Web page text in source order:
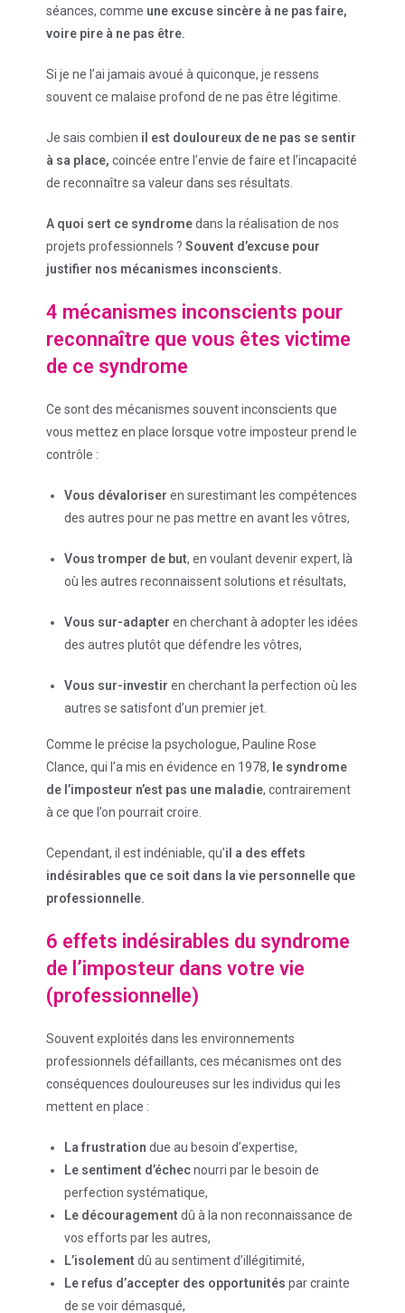
séances, comme une excuse sincère à ne pas faire,
voire pire à ne pas être.
Si je ne l’ai jamais avoué à quiconque, je ressens
souvent ce malaise profond de ne pas être légitime.
Je sais combien il est douloureux de ne pas se sentir
à sa place, coincée entre l’envie de faire et l’incapacité
de reconnaître sa valeur dans ses résultats.
A quoi sert ce syndromedans la réalisation de nos
projets professionnels ?Souvent d’excuse pour
justifier nos mécanismes inconscients.
4 mécanismes inconscients pour
reconnaître que vous êtes victime
de ce syndrome
Ce sont des mécanismes souvent inconscients que
vous mettez en place lorsque votre imposteur prend le
contrôle :
Vous dévaloriser en surestimant les compétences
des autres pour ne pas mettre en avant les vôtres,
Vous tromper de but, en voulant devenir expert, là
où les autres reconnaissent solutions et résultats,
Vous sur-adapter en cherchant à adopter les idées
des autres plutôt que défendre les vôtres,
Vous sur-investir en cherchant la perfection où les
autres se satisfont d’un premier jet.
Comme le précise la psychologue, Pauline Rose
Clance, qui l’a mis en évidence en 1978, le syndrome
de l’imposteur n’est pas une maladie, contrairement
à ce que l’on pourrait croire.
Cependant, il est indéniable, qu’il a des effets
indésirables que ce soit dans la vie personnelle que
professionnelle.
6 effets indésirables du syndrome
de l’imposteur dans votre vie
(professionnelle)
Souvent exploités dans les environnements
professionnels défaillants, ces mécanismes ont des
conséquences douloureuses sur les individus qui les
mettent en place :
La frustration due au besoin d’expertise,
Le sentiment d’échecnourri par le besoin de
perfection systématique,
Le découragement dû à la non reconnaissance de
vos efforts par les autres,
L’isolement dû au sentiment d’illégitimité,
Le refus d’accepter des opportunités par crainte
de se voir démasqué,